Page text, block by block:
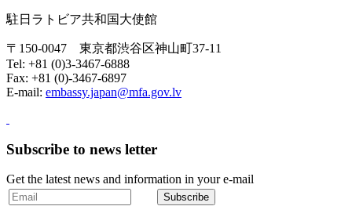
駐日ラトビア共和国大使館
〒150-0047 東京都渋谷区神山町37-11
Tel: +81 (0)3-3467-6888
Fax: +81 (0)-3467-6897
E-mail: embassy.japan@mfa.gov.lv
Subscribe to news letter
Get the latest news and information in your e-mail